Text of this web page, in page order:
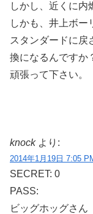
しかし、近くに内
しかも、井上ボー
スタンダードに戻
換になるんですか
頑張って下さい。
knock より:
2014年1月19日 7:05
SECRET: 0
PASS:
ビッグホッグさん